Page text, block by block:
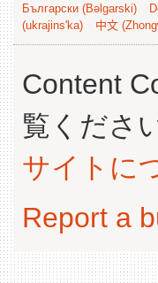
Български (Bəlgarski)
(ukrajins'ka)
中文
Content
覧くださ
サイトに
Report a